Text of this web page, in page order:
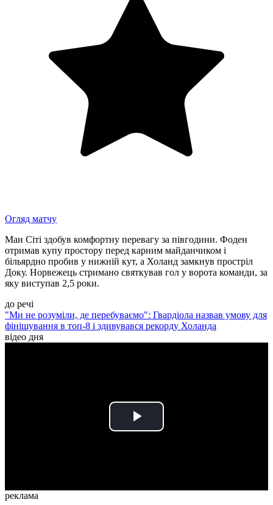
Огляд матчу
Ман Сіті здобув комфортну перевагу за півгодини. Фоден
отримав купу простору перед карним майданчиком і
більярдно пробив у нижній кут, а Холанд замкнув простріл
Доку. Норвежець стримано святкував гол у ворота команди, за
яку виступав 2,5 роки.
до речі
"Ми не розуміли, де перебуваємо": Гвардіола назвав умову для
фінішування в топ-8 і здивувався рекорду Холанда
відео дня
Play
реклама